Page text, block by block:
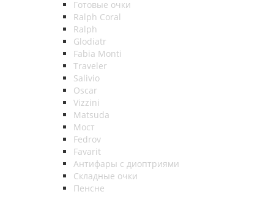
Готовые очки
Ralph Coral
Ralph
Glodiatr
Fabia Monti
Traveler
Salivio
Oscar
Vizzini
Matsuda
Мост
Fedrov
Favarit
Антифары с диоптриями
Складные очки
Пенсне